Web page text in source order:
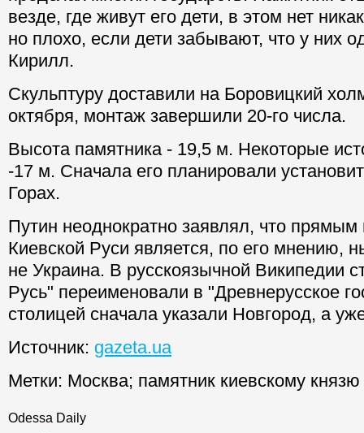
везде, где живут его дети, в этом нет
но плохо, если дети забывают, что у них
Кирилл.
Скульптуру доставили на Боровицкий
октября, монтаж завершили 20-го числа.
Высота памятника - 19,5 м. Некоторые
-17 м. Сначала его планировали
Горах.
Путин неоднократно заявлял, что
Киевской Руси является, по его мнению,
не Украина. В русскоязычной Википедии
Русь" переименовали в "Древнерусское
столицей сначала указали Новгород, а
Источник: gazeta.ua
Метки: Москва; памятник киевскому князю
Odessa Daily